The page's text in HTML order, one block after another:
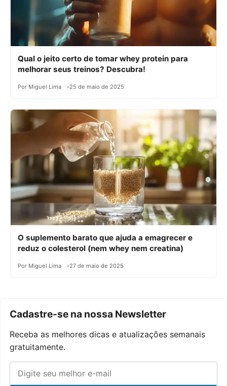
Qual o jeito certo de tomar whey protein para
melhorar seus treinos? Descubra!
Por Miguel Lima 25 de maio de 2025
O suplemento barato que ajuda a emagrecer e
reduz o colesterol (nem whey nem creatina)
Por Miguel Lima 27 de maio de 2025
Cadastre-se na nossa Newsletter
Receba as melhores dicas e atualizações semanais
gratuitamente.